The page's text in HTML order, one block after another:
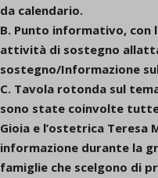
da calendario.
B. Punto informativo,
attività di sostegno
sostegno/Informazione
C. Tavola rotonda sul
sono state coinvolte
Gioia e l’ostetrica Teresa
informazione durante la
famiglie che scelgono di